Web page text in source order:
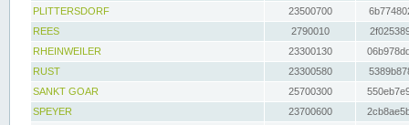
PLITTERSDORF
23500700
REES
2790010
RHEINWEILER
23300130
RUST
23300580
SANKT GOAR
25700300
SPEYER
23700600